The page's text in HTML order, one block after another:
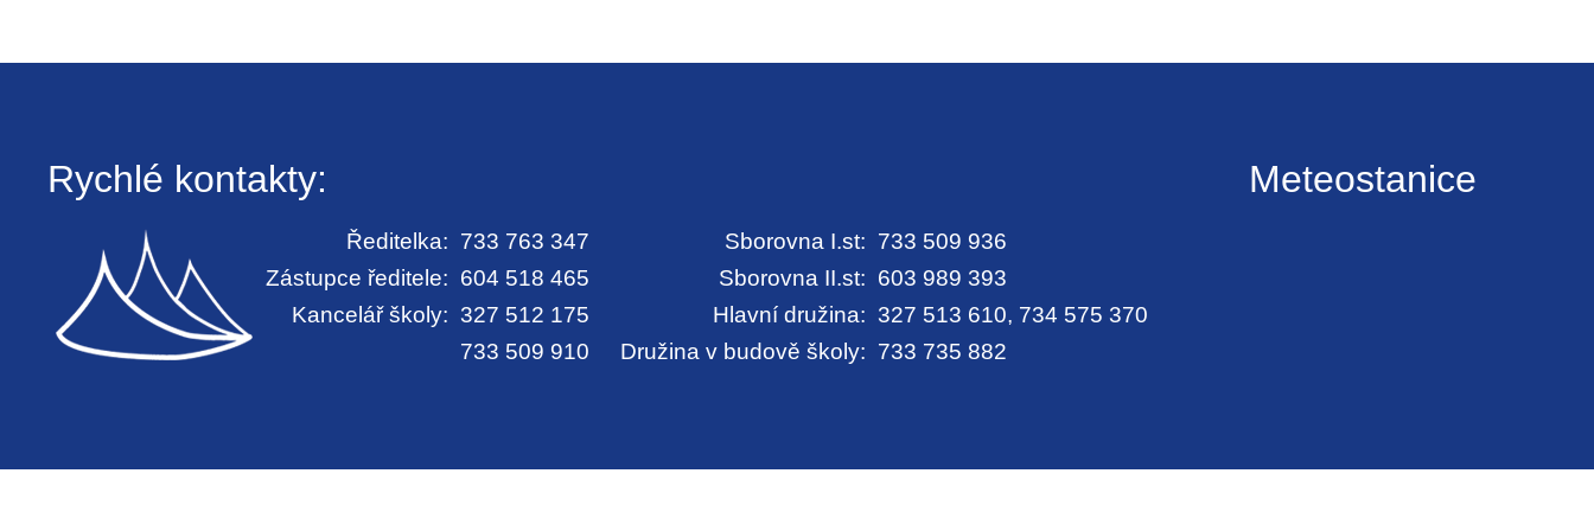
Rychlé kontakty:
Ředitelka: 733 763 347 Sborovna I.st: 733 509 936
Zástupce ředitele: 604 518 465 Sborovna II.st: 603 989 393
Kancelář školy: 327 512 175 Hlavní družina: 327 513 610, 734 575 370
733 509 910
Družina v budově školy: 733 735 882
Meteostanice